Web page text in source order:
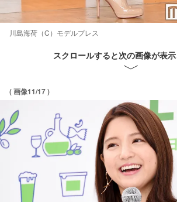
川島海荷（C）モデルプレス
スクロールすると次の画像が表
( 画像11/17 )